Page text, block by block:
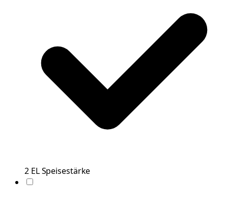
2 ELSpeisestärke